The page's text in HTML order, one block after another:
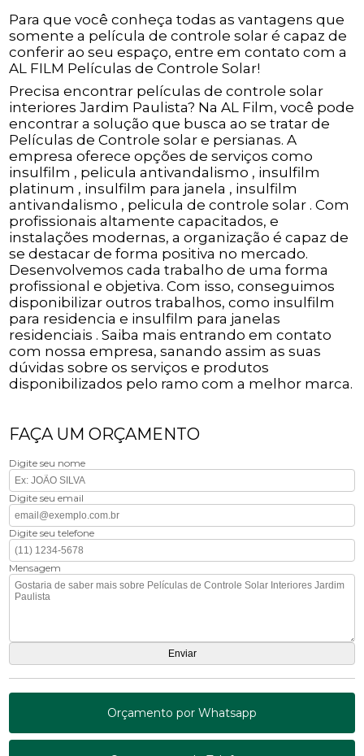
Para que você conheça todas as vantagens que
somente a película de controle solar é capaz de
conferir ao seu espaço, entre em contato com a
AL FILM Películas de Controle Solar!
Precisa encontrar películas de controle solar
interiores Jardim Paulista? Na AL Film, você pode
encontrar a solução que busca ao se tratar de
Películas de Controle solar e persianas. A
empresa oferece opções de serviços como
insulfilm , pelicula antivandalismo , insulfilm
platinum , insulfilm para janela , insulfilm
antivandalismo , pelicula de controle solar . Com
profissionais altamente capacitados, e
instalações modernas, a organização é capaz de
se destacar de forma positiva no mercado.
Desenvolvemos cada trabalho de uma forma
profissional e objetiva. Com isso, conseguimos
disponibilizar outros trabalhos, como insulfilm
para residencia e insulfilm para janelas
residenciais . Saiba mais entrando em contato
com nossa empresa, sanando assim as suas
dúvidas sobre os serviços e produtos
disponibilizados pelo ramo com a melhor marca.
FAÇA UM ORÇAMENTO
Digite seu nome
Digite seu email
Digite seu telefone
Mensagem
Orçamento por Whatsapp